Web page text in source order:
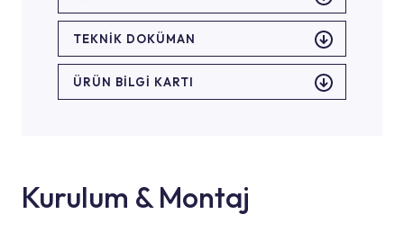
TEKNİK DOKÜMAN
ÜRÜN BILGI KARTI
Kurulum & Montaj